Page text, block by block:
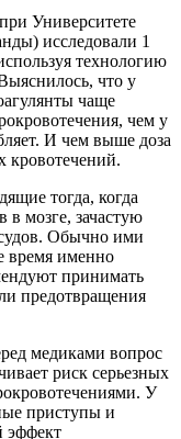
Университете
исследовали 1
технологию
что у
чаще
чем у
И чем выше доза
кровотечений.
тогда, когда
в мозге, зачастую
Обычно ими
время именно
принимать
предотвращения
медиками вопрос
риск серьезных
У
приступы и
эффект